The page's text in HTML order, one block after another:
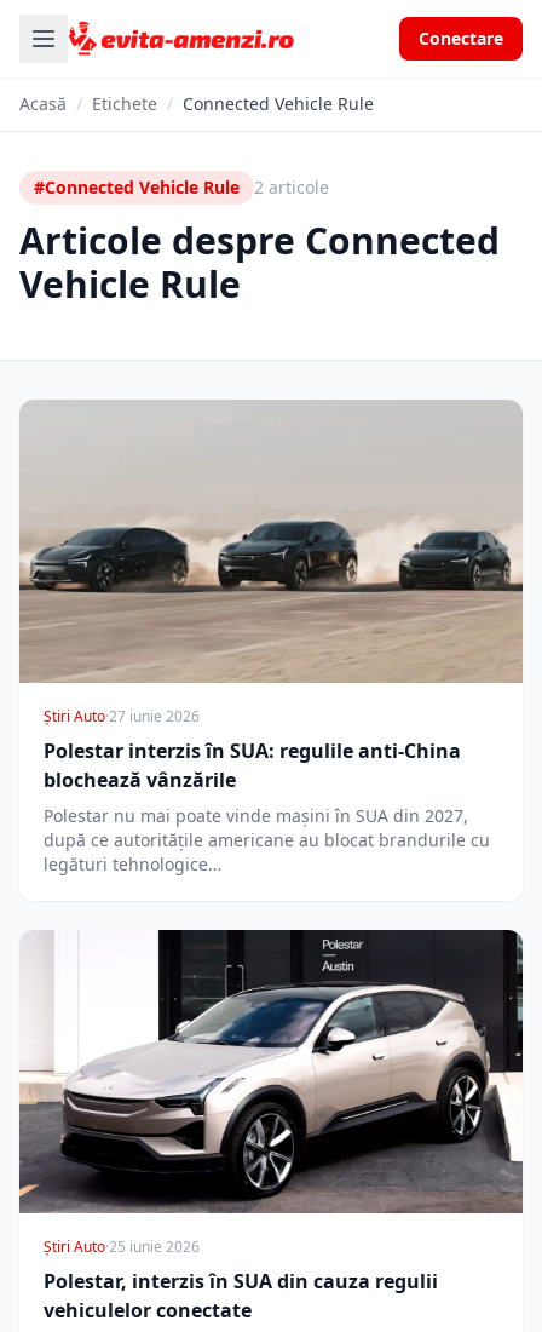
Conectare
Acasă / Etichete / Connected Vehicle Rule
#Connected Vehicle Rule 2 articole
Articole despre Connected
Vehicle Rule
Știri Auto·27 iunie 2026
Polestar interzis în SUA: regulile anti-China
blochează vânzările
Polestar nu mai poate vinde mașini în SUA din 2027,
după ce autoritățile americane au blocat brandurile cu
legături tehnologice…
Știri Auto·25 iunie 2026
Polestar, interzis în SUA din cauza regulii
vehiculelor conectate